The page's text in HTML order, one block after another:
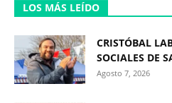
LOS MÁS LEÍDO
CRISTÓBAL
SOCIALES DE
Agosto 7, 2026